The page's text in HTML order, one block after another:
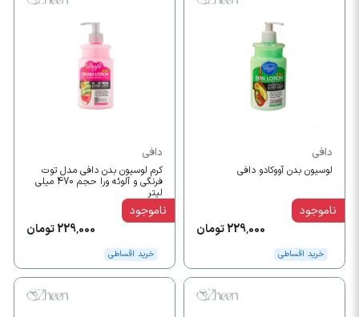
دافی
لوسیون بدن آووکادو دافی
229,000 تومان
خرید اقساطی
ناموجود
دافی
کرم لوسیون بدن دافی مدل توت
فرنگی و آلوئه ورا حجم 470 میلی
لیتر
229,000 تومان
خرید اقساطی
ناموجود